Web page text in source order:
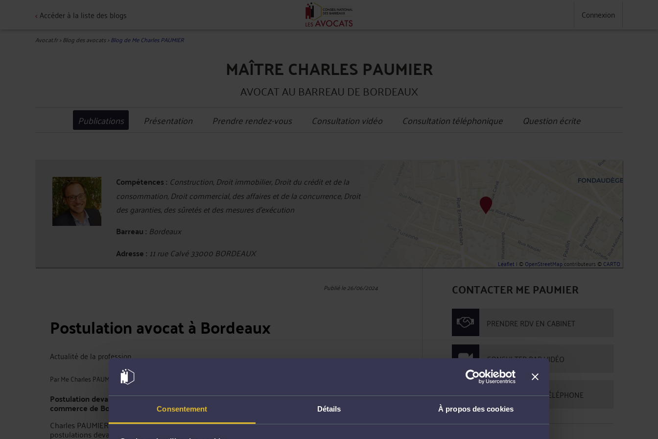
Consentement Détails À propos des cookies
<Accéder à la liste des blogs Connexion
Avocat.fr>Blog des avocats>Blog de Me Charles PAUMIER
MAÎTRE CHARLES PAUMIER
AVOCAT AU BARREAU DE BORDEAUX
Publications Présentation Prendre rendez-vous Consultation vidéo Consultation téléphonique Question écrite
Compétences : Construction, Droit immobilier, Droit du crédit et de la
consommation, Droit commercial, des affaires et de la concurrence, Droit
des garanties, des sûretés et des mesures d'exécution
Barreau : Bordeaux
Adresse : 11 rue Calvé 33000 BORDEAUX
Leaflet | ©OpenStreetMapcontributeurs ©CARTO
Publié le 26/06/2024
Postulation avocat à Bordeaux
Actualité de la profession
ParMe Charles PAUMIER
Postulation devant le Tribunal Judiciaire et Tribunal de
commerce de Bordeaux
Charles PAUMIER, avocat au barreau de Bordeaux, assure les
postulations devant les juridictions bordelaises pour les confrères
CONTACTER ME PAUMIER
PRENDRE RDV EN CABINET
CONSULTER PAR VIDÉO
CONSULTER PAR TÉLÉPHONE